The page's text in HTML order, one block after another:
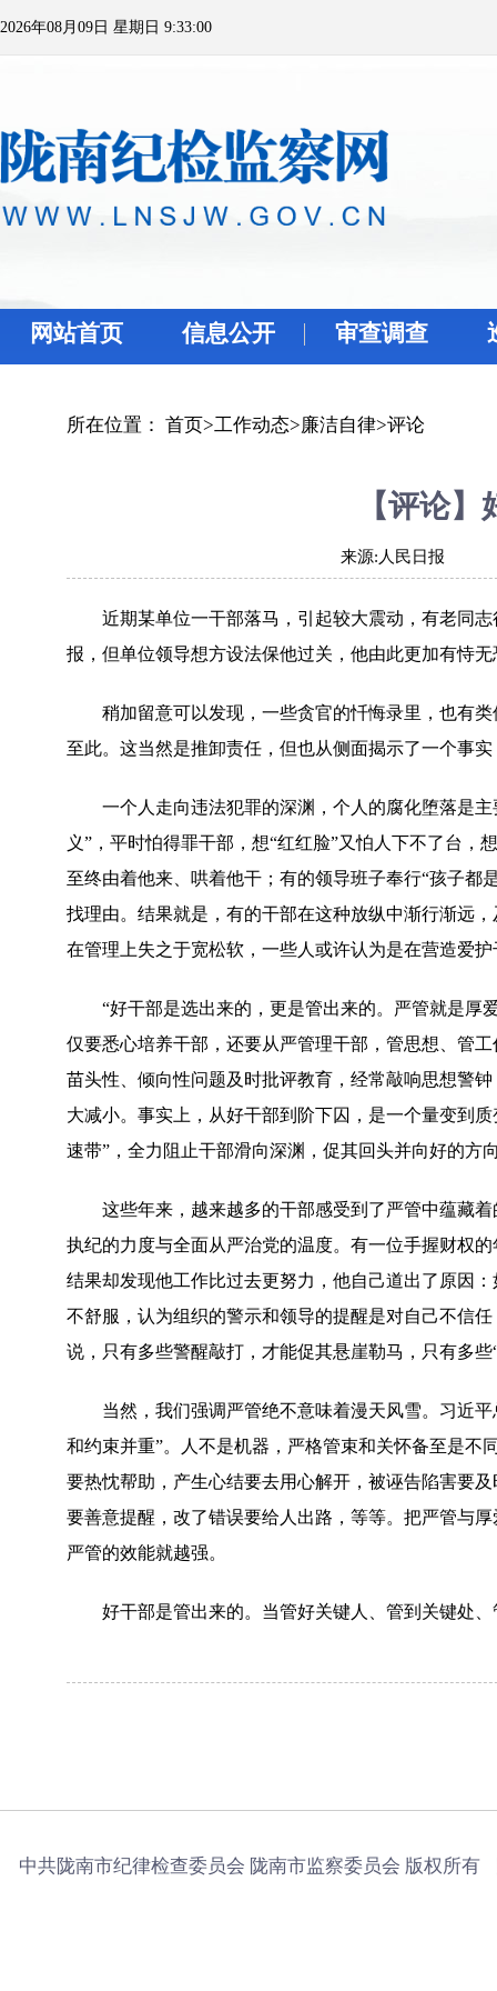
2026年08月09日 星期日 9:33:00
网站首页 信息公开 审查调查
所在位置： 首页>工作动态>廉洁自律>评论
【评论
来源: 人民日报
近期某单位一干部落马，引起较大震动，有老同志
报，但单位领导想方设法保他过关，他由此更加有恃
稍加留意可以发现，一些贪官的忏悔录里，也有类
至此。这当然是推卸责任，但也从侧面揭示了一个事
一个人走向违法犯罪的深渊，个人的腐化堕落是主
义”，平时怕得罪干部，想“红红脸”又怕人下不了台，
至终由着他来、哄着他干；有的领导班子奉行“孩子都
找理由。结果就是，有的干部在这种放纵中渐行渐远
在管理上失之于宽松软，一些人或许认为是在营造爱
“好干部是选出来的，更是管出来的。严管就是厚
仅要悉心培养干部，还要从严管理干部，管思想、管
苗头性、倾向性问题及时批评教育，经常敲响思想警
大减小。事实上，从好干部到阶下囚，是一个量变到
速带”，全力阻止干部滑向深渊，促其回头并向好的方
这些年来，越来越多的干部感受到了严管中蕴藏着
执纪的力度与全面从严治党的温度。有一位手握财权
结果却发现他工作比过去更努力，他自己道出了原因
不舒服，认为组织的警示和领导的提醒是对自己不信
说，只有多些警醒敲打，才能促其悬崖勒马，只有多
当然，我们强调严管绝不意味着漫天风雪。习近平
和约束并重”。人不是机器，严格管束和关怀备至是不
要热忱帮助，产生心结要去用心解开，被诬告陷害要
要善意提醒，改了错误要给人出路，等等。把严管与
严管的效能就越强。
好干部是管出来的。当管好关键人、管到关键处、
中共陇南市纪律检查委员会 陇南市监察委员会 版权所有